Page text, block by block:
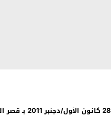
28كانون الأول/دجنبر2011بـ قصر